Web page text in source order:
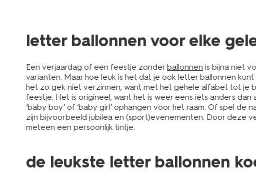
letter ballonnen voor elke
Een verjaardag of een feestje zonder ballonnen is bijna niet
varianten. Maar hoe leuk is het dat je ook letter ballonnen
het zo gek niet verzinnen, want met het gehele alfabet tot je
feestje. Het is origineel, want het is weer eens iets anders
‘baby boy’ of ‘baby girl’ ophangen voor het raam. Of spel
zijn bijvoorbeeld jubilea en (sport)evenementen. Door deze
meteen een persoonlijk tintje.
de leukste letter ballonnen